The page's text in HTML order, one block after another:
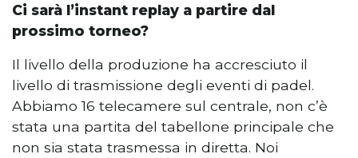
Ci sarà l’instant replay a partire dal
prossimo torneo?
Il livello della produzione ha accresciuto il
livello di trasmissione degli eventi di padel.
Abbiamo 16 telecamere sul centrale, non c’è
stata una partita del tabellone principale che
non sia stata trasmessa in diretta. Noi